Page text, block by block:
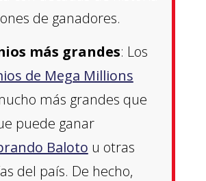
de ganadores.
más grandes: Los
de Mega Millions
más grandes que
puede ganar
Baloto u otras
del país. De hecho,